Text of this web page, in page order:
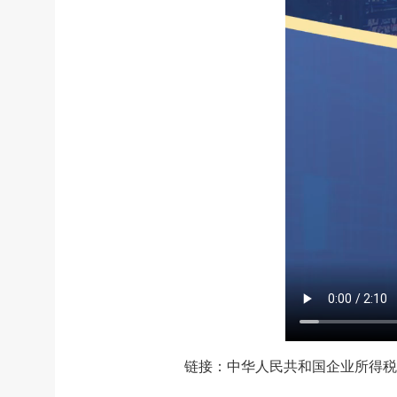
链接： 中华人民共和国企业所得